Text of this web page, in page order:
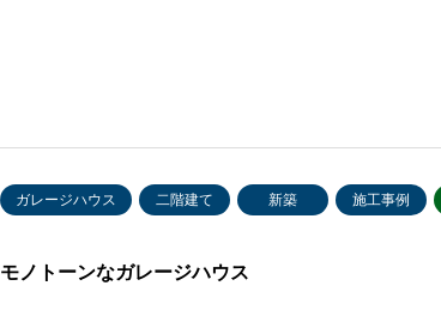
ガレージハウス 二階建て 新築 施工事例
モノトーンなガレージハウス